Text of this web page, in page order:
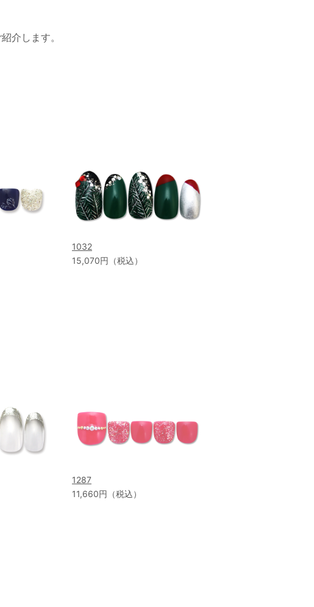
介します。
1032
15,070円（税込）
1287
11,660円（税込）